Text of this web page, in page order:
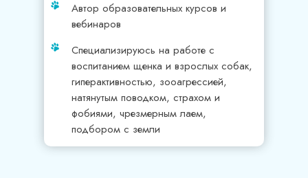
Автор образовательных курсов и
вебинаров
Специализируюсь на работе с
воспитанием щенка и взрослых собак,
гиперактивностью, зооагрессией,
натянутым поводком, страхом и
фобиями, чрезмерным лаем,
подбором с земли